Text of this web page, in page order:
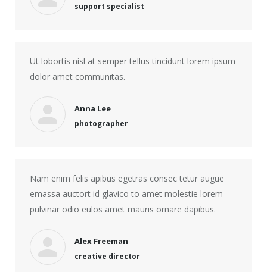
support specialist
Ut lobortis nisl at semper tellus tincidunt lorem ipsum
dolor amet communitas.
Anna Lee
photographer
Nam enim felis apibus egetras consec tetur augue
emassa auctort id glavico to amet molestie lorem
pulvinar odio eulos amet mauris ornare dapibus.
Alex Freeman
creative director